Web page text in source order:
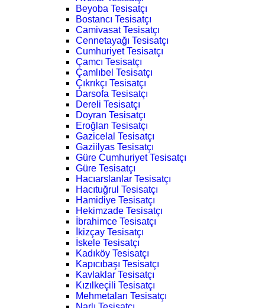
Beyoba Tesisatçı
Bostancı Tesisatçı
Camivasat Tesisatçı
Cennetayağı Tesisatçı
Cumhuriyet Tesisatçı
Çamcı Tesisatçı
Çamlıbel Tesisatçı
Çıkrıkçı Tesisatçı
Darsofa Tesisatçı
Dereli Tesisatçı
Doyran Tesisatçı
Eroğlan Tesisatçı
Gazicelal Tesisatçı
Gaziilyas Tesisatçı
Güre Cumhuriyet Tesisatçı
Güre Tesisatçı
Hacıarslanlar Tesisatçı
Hacıtuğrul Tesisatçı
Hamidiye Tesisatçı
Hekimzade Tesisatçı
İbrahimce Tesisatçı
İkizçay Tesisatçı
İskele Tesisatçı
Kadıköy Tesisatçı
Kapıcıbaşı Tesisatçı
Kavlaklar Tesisatçı
Kızılkeçili Tesisatçı
Mehmetalan Tesisatçı